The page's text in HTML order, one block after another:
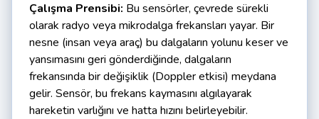
Çalışma Prensibi: Bu sensörler, çevrede sürekli
olarak radyo veya mikrodalga frekansları yayar. Bir
nesne (insan veya araç) bu dalgaların yolunu keser ve
yansımasını geri gönderdiğinde, dalgaların
frekansında bir değişiklik (Doppler etkisi) meydana
gelir. Sensör, bu frekans kaymasını algılayarak
hareketin varlığını ve hatta hızını belirleyebilir.